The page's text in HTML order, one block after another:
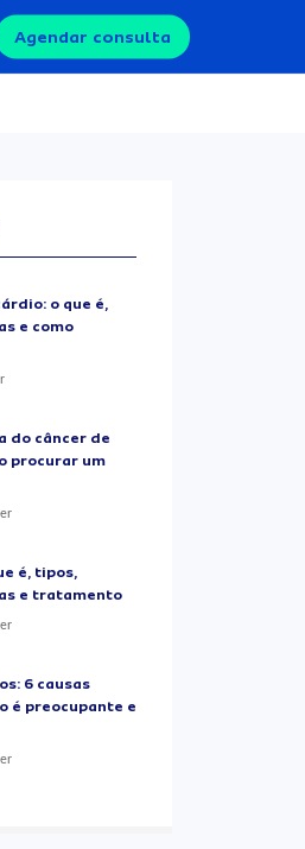
Agendar consulta
o que é,
e como
do câncer de
procurar um
é, tipos,
e tratamento
6 causas
é preocupante e